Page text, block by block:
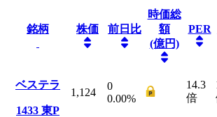
銘柄 株価 前日比
時価総
額
(億円)
PER
ベステラ
1433 東P
1,124
0
0.00%
14.3
倍